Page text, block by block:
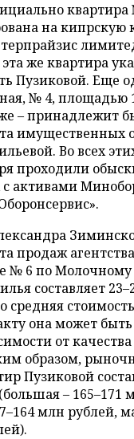
квартира
на
же квартира
Пузиковой. Еще
№ 4, площадью
– принадлежит
имущественных
Во всех
проходили
активами
продаж
№ 6 по Молочному
составляет
средняя
она может
от
образом,
Пузиковой
– 165–171
млн рублей,